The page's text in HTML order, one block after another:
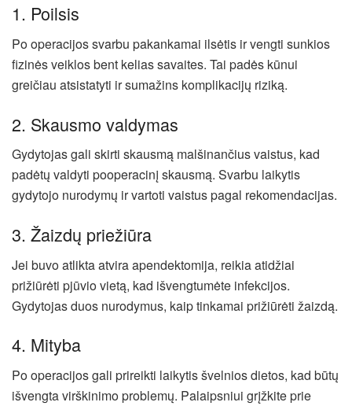
1. Poilsis
Po operacijos svarbu pakankamai ilsėtis ir vengti sunkios
fizinės veiklos bent kelias savaites. Tai padės kūnui
greičiau atsistatyti ir sumažins komplikacijų riziką.
2. Skausmo valdymas
Gydytojas gali skirti skausmą malšinančius vaistus, kad
padėtų valdyti pooperacinį skausmą. Svarbu laikytis
gydytojo nurodymų ir vartoti vaistus pagal rekomendacijas.
3. Žaizdų priežiūra
Jei buvo atlikta atvira apendektomija, reikia atidžiai
prižiūrėti pjūvio vietą, kad išvengtumėte infekcijos.
Gydytojas duos nurodymus, kaip tinkamai prižiūrėti žaizdą.
4. Mityba
Po operacijos gali prireikti laikytis švelnios dietos, kad būtų
išvengta virškinimo problemų. Palaipsniui grįžkite prie